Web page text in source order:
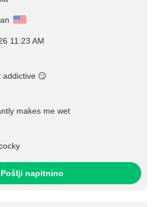
11:23 AM
addictive 😏
makes me wet
Pošlji napitnino